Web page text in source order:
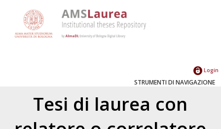
Login
STRUMENTI DI NAVIGAZIONE
Tesi di laurea con